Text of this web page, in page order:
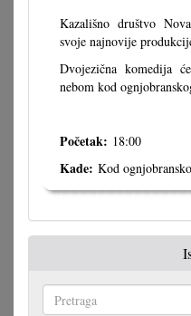
Kazališno društvo
svoje najnovije
Dvojezična komedija
nebom kod
Početak: 18:00
Kade: Kod